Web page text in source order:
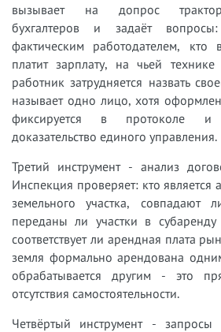
вызывает на допрос
бухгалтеров и задаёт
фактическим работодателем, кто
платит зарплату, на чьей
работник затрудняется назвать
называет одно лицо, хотя
фиксируется в протоколе и
доказательство единого управления.
Третий инструмент - анализ
Инспекция проверяет: кто является
земельного участка, совпадают
переданы ли участки в
соответствует ли арендная плата
земля формально арендована
обрабатывается другим - это
отсутствия самостоятельности.
Четвёртый инструмент - запросы